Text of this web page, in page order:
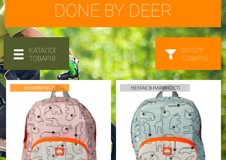
DONE BY DEER
КАТАЛОГ
ТОВАРІВ
ФІЛЬТР
ТОВАРІВ
В НАЯВНОСТІ НЕМАЄ В НАЯВНОСТІ